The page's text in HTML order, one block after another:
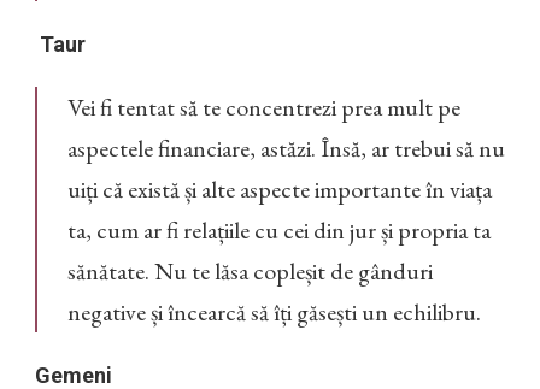
Taur
Vei fi tentat să te concentrezi prea mult pe
aspectele financiare, astăzi. Însă, ar trebui să nu
uiți că există și alte aspecte importante în viața
ta, cum ar fi relațiile cu cei din jur și propria ta
sănătate. Nu te lăsa copleșit de gânduri
negative și încearcă să îți găsești un echilibru.
Gemeni